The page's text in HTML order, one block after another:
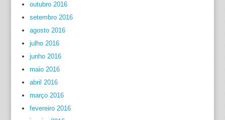
outubro 2016
setembro 2016
agosto 2016
julho 2016
junho 2016
maio 2016
abril 2016
março 2016
fevereiro 2016